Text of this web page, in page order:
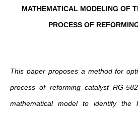
MATHEMATICAL MODELING OF
PROCESS OF
This paper proposes a method for
process of reforming catalyst RG-
mathematical model to identify the